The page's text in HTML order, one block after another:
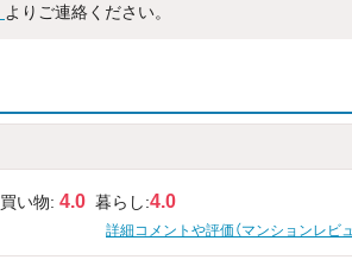
よりご連絡ください。
買い物: 4.0 暮らし:4.0
詳細コメントや評価（マンションレビュ